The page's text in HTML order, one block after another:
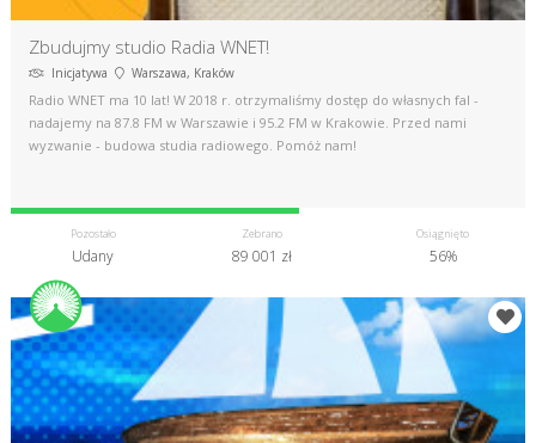
Zbudujmy studio Radia WNET!
Inicjatywa Warszawa, Kraków
Radio WNET ma 10 lat! W 2018 r. otrzymaliśmy dostęp do własnych fal -
nadajemy na 87.8 FM w Warszawie i 95.2 FM w Krakowie. Przed nami
wyzwanie - budowa studia radiowego. Pomóż nam!
Pozostało
Udany
Zebrano
89 001 zł
Osiągnięto
56%